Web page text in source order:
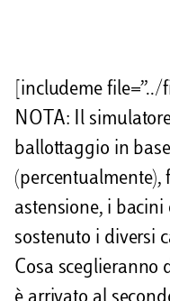
d
v
i
d
[includeme
NOTA: Il
ballottaggio in
astensione, i
sostenuto i diversi
Cosa sceglieranno